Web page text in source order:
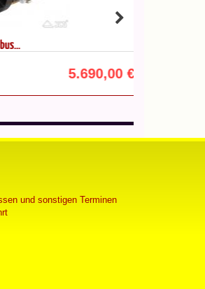
5.690,00 €*
und sonstigen Terminen